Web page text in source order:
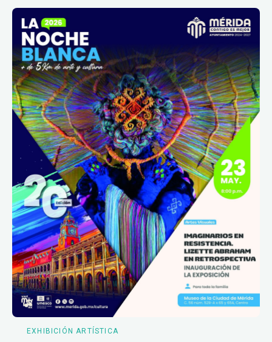
EXHIBICIÓN ARTÍSTICA